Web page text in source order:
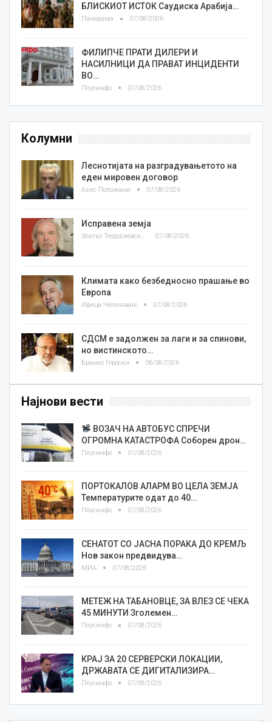
БЛИСКИОТ ИСТОК Саудиска Арабија…
Панорама 07/08/2026
ФИЛИПЧЕ ПРАТИ ДИЛЕРИ И
НАСИЛНИЦИ ДА ПРАВАТ ИНЦИДЕНТИ
ВО…
Плусинфо 07/08/2026
Колумни
Леснотијата на разградувањетото на
еден мировен договор
Азис Положани 07/08/2026
Исправена земја
Златко Теодосиевски 07/08/2026
Климата како безбедносно прашање во
Европа
Ивица Челиковиќ 07/08/2026
СДСМ е задолжен за лаги и за спинови,
но вистинското…
Бранко Героски 06/08/2026
Најнови вести
ВОЗАЧ НА АВТОБУС СПРЕЧИ
ОГРОМНА КАТАСТРОФА Соборен дрон…
Плусинфо 07/08/2026
ПОРТОКАЛОВ АЛАРМ ВО ЦЕЛА ЗЕМЈА
Температурите одат до 40…
Плусинфо 07/08/2026
СЕНАТОТ СО ЈАСНА ПОРАКА ДО КРЕМЉ
Нов закон предвидува…
МИА 07/08/2026
МЕТЕЖ НА ТАБАНОВЦЕ, ЗА ВЛЕЗ СЕ ЧЕКА
45 МИНУТИ Зголемен…
Плусинфо 07/08/2026
КРАЈ ЗА 20 СЕРВЕРСКИ ЛОКАЦИИ,
ДРЖАВАТА СЕ ДИГИТАЛИЗИРА…
Плусинфо 07/08/2026